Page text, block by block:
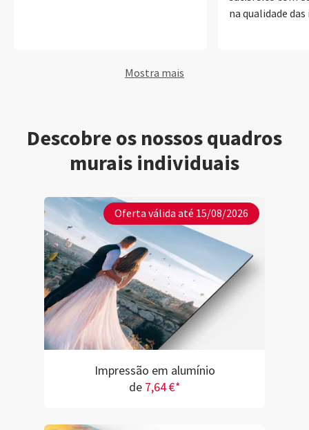
na qualidade
Mostra mais
Descobre os nossos quadros
murais individuais
Oferta válida até 15/08/2026
Impressão em alumínio
de 7,64 €*